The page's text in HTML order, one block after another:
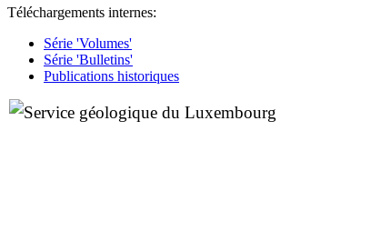
Téléchargements internes:
Série 'Volumes'
Série 'Bulletins'
Publications historiques